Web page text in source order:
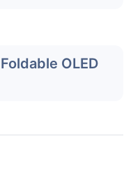
Foldable OLED